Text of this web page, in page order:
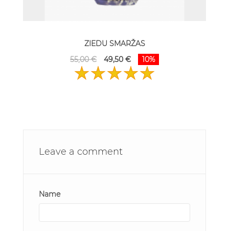
ZIEDU SMARŽAS
55,00 €
49,50 € 10%
Leave a comment
Name